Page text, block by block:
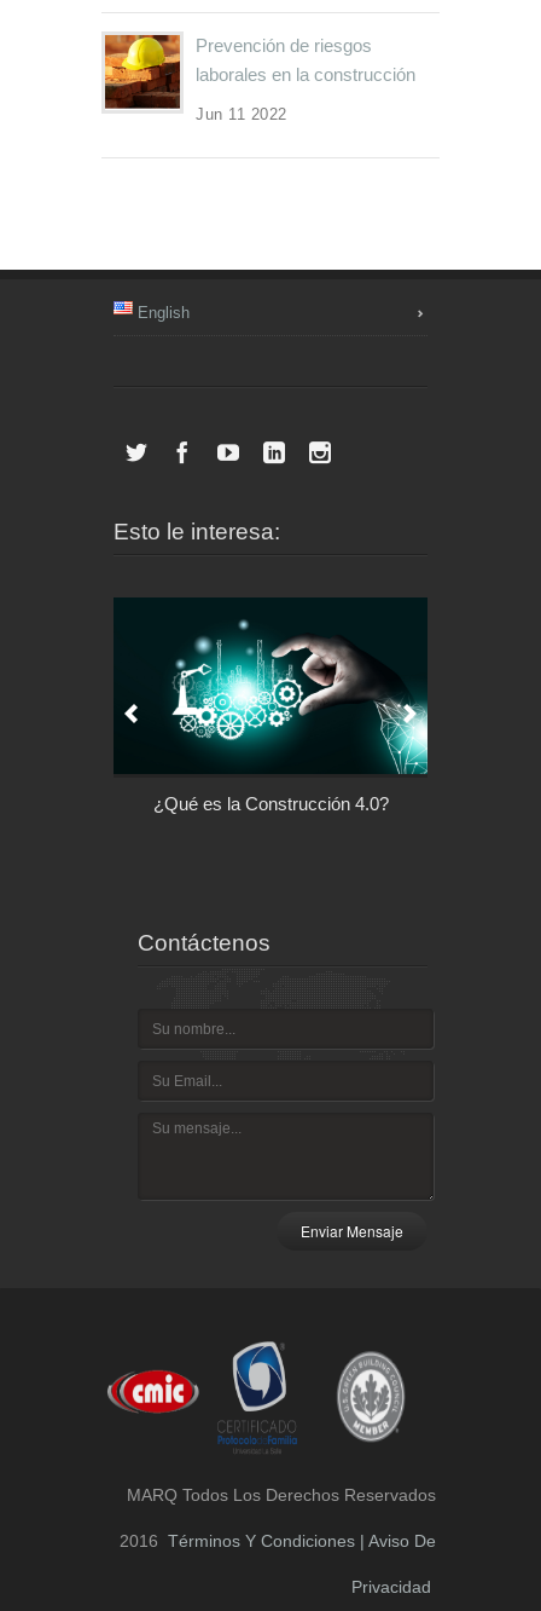
Prevención de riesgos
laborales en la construcción
Jun 11 2022
English
Esto le interesa:
¿Qué es la Construcción 4.0?
Contáctenos
Enviar Mensaje
MARQ Todos Los Derechos Reservados
2016 Términos Y Condiciones | Aviso De
Privacidad